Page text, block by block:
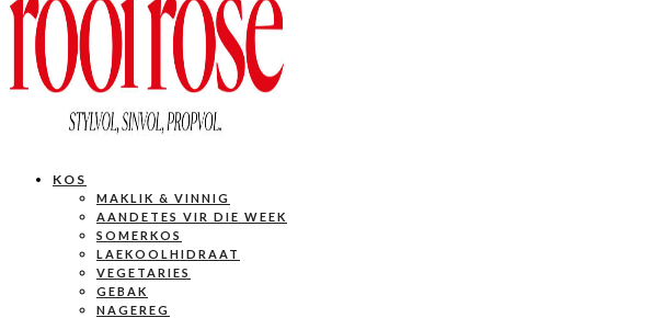
KOS
MAKLIK & VINNIG
AANDETES VIR DIE WEEK
SOMERKOS
LAEKOOLHIDRAAT
VEGETARIES
GEBAK
NAGEREG